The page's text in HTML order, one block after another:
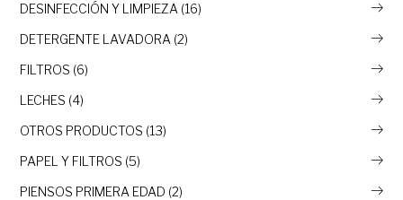
DESINFECCIÓN Y LIMPIEZA (16)
DETERGENTE LAVADORA (2)
FILTROS (6)
LECHES (4)
OTROS PRODUCTOS (13)
PAPEL Y FILTROS (5)
PIENSOS PRIMERA EDAD (2)